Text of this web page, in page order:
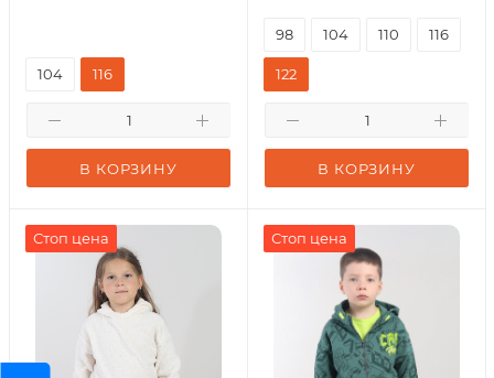
В КОРЗИНУ
104 116
В КОРЗИНУ
98 104 110 116
122
Стоп цена Стоп цена